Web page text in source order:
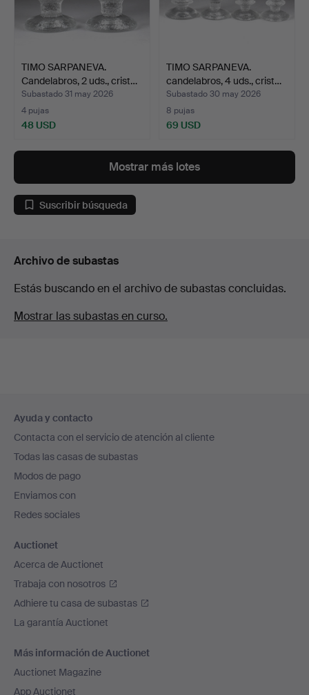
TIMO SARPANEVA.
Candelabros, 2 uds., crist…
Subastado 31 may 2026
4 pujas
48 USD
TIMO SARPANEVA.
candelabros, 4 uds., crist…
Subastado 30 may 2026
8 pujas
69 USD
Mostrar más lotes
Suscribir búsqueda
Archivo de subastas
Estás buscando en el archivo de subastas concluidas.
Mostrar las subastas en curso.
en
el
pie
de
página
Ayuda y contacto
Contacta con el servicio de atención al cliente
Todas las casas de subastas
Modos de pago
Enviamos con
Redes sociales
Auctionet
Acerca de Auctionet
Trabaja con nosotros
Adhiere tu casa de subastas
La garantía Auctionet
Más información de Auctionet
Auctionet Magazine
App Auctionet